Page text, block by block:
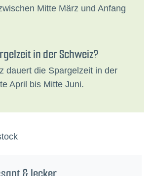
Mitte März und Anfang
in der Schweiz?
dauert die Spargelzeit in der
April bis Mitte Juni.